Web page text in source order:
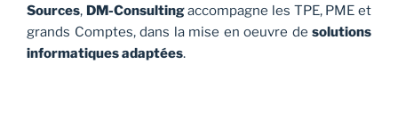
Sources, DM-Consultingaccompagne les TPE, PME et
grands Comptes, dans la mise en oeuvre de solutions
informatiques adaptées.